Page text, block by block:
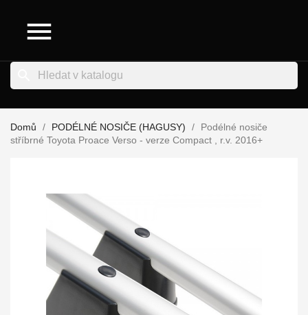

Domů PODÉLNÉ NOSIČE (HAGUSY)
Podélné nosiče
stříbrné Toyota Proace Verso - verze Compact , r.v. 2016+